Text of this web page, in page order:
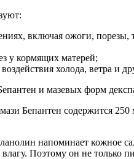
включая ожоги,
у кормящих матерей;
холода, ветра и
и мазевых форм
Бепантен содержится
напоминает кожное
Поэтому он не только